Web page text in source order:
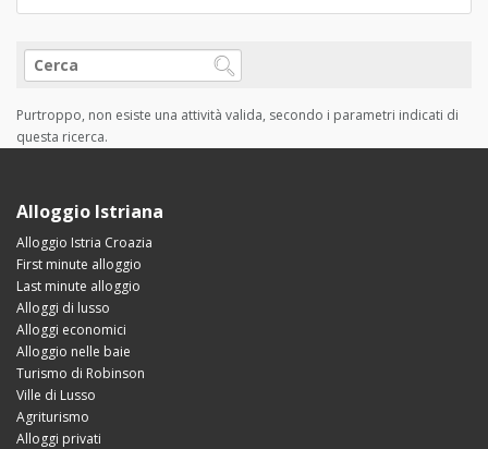
Purtroppo, non esiste una attività valida, secondo i parametri indicati di
questa ricerca.
Alloggio Istriana
Alloggio Istria Croazia
First minute alloggio
Last minute alloggio
Alloggi di lusso
Alloggi economici
Alloggio nelle baie
Turismo di Robinson
Ville di Lusso
Agriturismo
Alloggi privati